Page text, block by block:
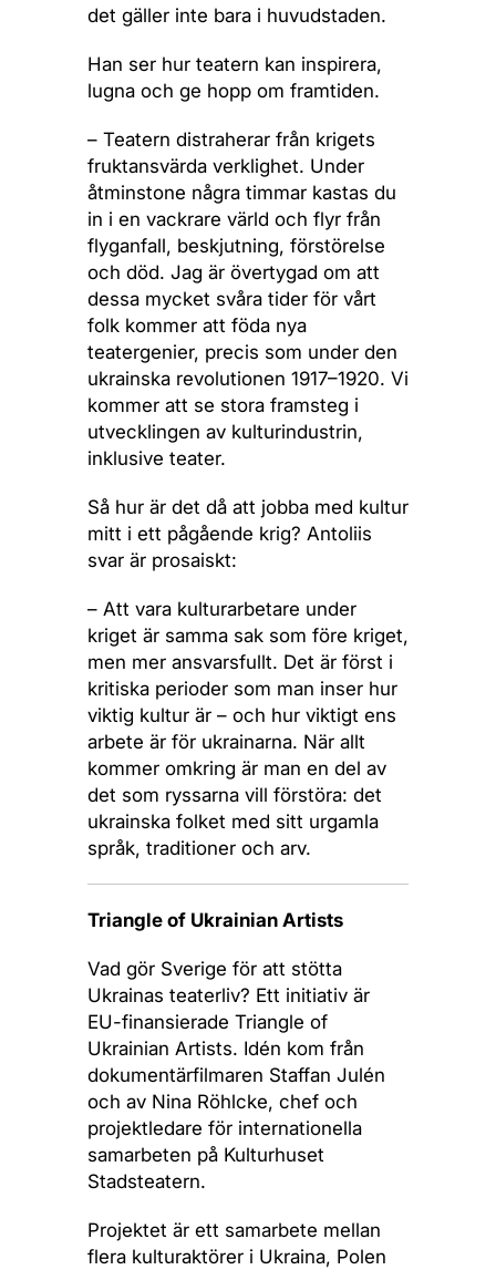
det gäller inte bara i huvudstaden.
Han ser hur teatern kan inspirera,
lugna och ge hopp om framtiden.
– Teatern distraherar från krigets
fruktansvärda verklighet. Under
åtminstone några timmar kastas du
in i en vackrare värld och flyr från
flyganfall, beskjutning, förstörelse
och död. Jag är övertygad om att
dessa mycket svåra tider för vårt
folk kommer att föda nya
teatergenier, precis som under den
ukrainska revolutionen 1917–1920. Vi
kommer att se stora framsteg i
utvecklingen av kulturindustrin,
inklusive teater.
Så hur är det då att jobba med kultur
mitt i ett pågående krig? Antoliis
svar är prosaiskt:
– Att vara kulturarbetare under
kriget är samma sak som före kriget,
men mer ansvarsfullt. Det är först i
kritiska perioder som man inser hur
viktig kultur är – och hur viktigt ens
arbete är för ukrainarna. När allt
kommer omkring är man en del av
det som ryssarna vill förstöra: det
ukrainska folket med sitt urgamla
språk, traditioner och arv.
Triangle of Ukrainian Artists
Vad gör Sverige för att stötta
Ukrainas teaterliv? Ett initiativ är
EU-finansierade Triangle of
Ukrainian Artists. Idén kom från
dokumentärfilmaren Staffan Julén
och av Nina Röhlcke, chef och
projektledare för internationella
samarbeten på Kulturhuset
Stadsteatern.
Projektet är ett samarbete mellan
flera kulturaktörer i Ukraina, Polen